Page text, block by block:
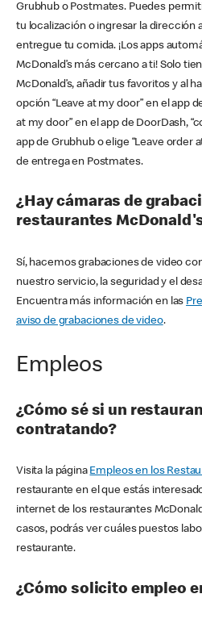
Grubhub o Postmates. Puedes
tu localización o ingresar la dirección
entregue tu comida. ¡Los apps
McDonald’s más cercano a ti! Solo
McDonald’s, añadir tus favoritos y al
opción “Leave at my door” en el app
at my door” en el app de DoorDash,
app de Grubhub o elige “Leave order
de entrega en Postmates.
¿Hay cámaras de
restaurantes
Sí, hacemos grabaciones de video
nuestro servicio, la seguridad y el
Encuentra más información en las
aviso de grabaciones de video.
Empleos
¿Cómo sé si un
contratando?
Visita la página Empleos en los
restaurante en el que estás
internet de los restaurantes
casos, podrás ver cuáles puestos
restaurante.
¿Cómo solicito empleo